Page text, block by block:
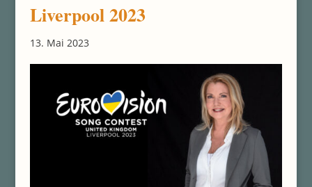
Liverpool 2023
13. Mai 2023